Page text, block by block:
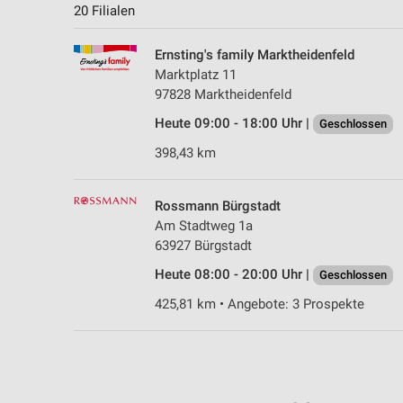
20 Filialen
Ernsting's family Marktheidenfeld
Marktplatz 11
97828 Marktheidenfeld
Heute 09:00 - 18:00 Uhr |
Geschlossen
398,43 km
Rossmann Bürgstadt
Am Stadtweg 1a
63927 Bürgstadt
Heute 08:00 - 20:00 Uhr |
Geschlossen
425,81 km • Angebote: 3 Prospekte